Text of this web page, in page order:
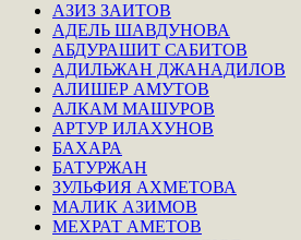
АЗИЗ ЗАИТОВ
АДЕЛЬ ШАВДУНОВА
АБДУРАШИТ САБИТОВ
АДИЛЬЖАН ДЖАНАДИЛОВ
АЛИШЕР АМУТОВ
АЛКАМ МАШУРОВ
АРТУР ИЛАХУНОВ
БАХАРА
БАТУРЖАН
ЗУЛЬФИЯ АХМЕТОВА
МАЛИК АЗИМОВ
МЕХРАТ АМЕТОВ